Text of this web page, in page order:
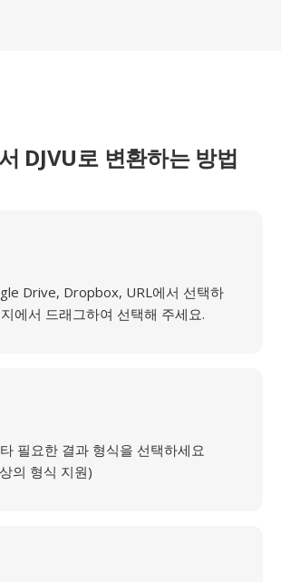
DJVU로 변환하는 방법
Drive, Dropbox, URL에서 선택하
에서 드래그하여 선택해 주세요.
필요한 결과 형식을 선택하세요
의 형식 지원)